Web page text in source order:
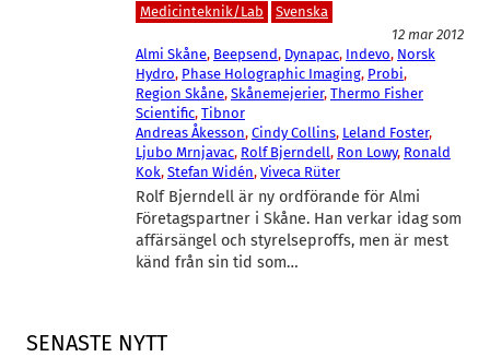
SENASTE NYTT
Medicinteknik/Lab
Svenska
12 mar 2012
Almi Skåne, Beepsend, Dynapac, Indevo, Norsk
Hydro, Phase Holographic Imaging, Probi
Region Skåne, Skånemejerier, Thermo Fisher
Scientific, Tibnor
Andreas Åkesson, Cindy Collins, Leland Foster
Ljubo Mrnjavac, Rolf Bjerndell, Ron Lowy, Ronald
Kok, Stefan Widén, Viveca Rüter
Rolf Bjerndell är ny ordförande för Almi
Företagspartner i Skåne. Han verkar idag som
affärsängel och styrelseproffs, men är mest
känd från sin tid som…